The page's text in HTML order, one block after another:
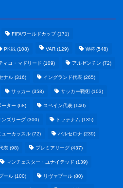
FIFAワールドカップ(171)
PK戦 (108) VAR (129) W杯 (548)
ィコ・マドリード (109) アルゼンチン (72)
ナル (316) イングランド代表 (265)
サッカー (358) サッカー戦術 (103)
ーター (68) スペイン代表 (140)
ンズリーグ (300) トッテナム (135)
ューカッスル (72) バルセロナ (239)
表 (98) プレミアリーグ (437)
マンチェスター・ユナイテッド (139)
ール (100) リヴァプール (80)
テクノロジーまとめ